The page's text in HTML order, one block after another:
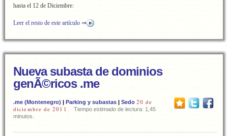
hasta el 12 de Diciembre:
Leer el resto de este artículo ⇒
Nueva subasta de dominios
genÃ©ricos .me
.me (Montenegro) | Parking y subastas | Sedo 20 de
diciembre de 2011
Tiempo estimado de lectura: 1,45
minutos.